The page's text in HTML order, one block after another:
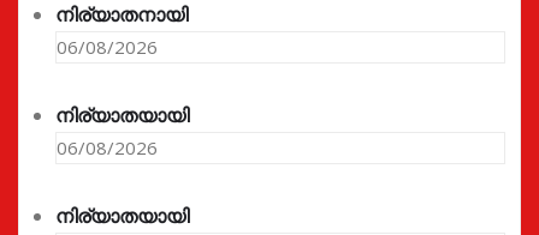
നിര്യാതനായി
06/08/2026
നിര്യാതയായി
06/08/2026
നിര്യാതയായി